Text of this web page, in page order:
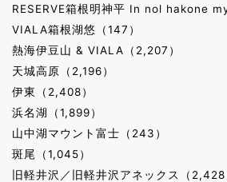
RESERVE箱根明神平 In nol hakone
VIALA箱根湖悠（147）
熱海伊豆山 & VIALA（2,207）
天城高原（2,196）
伊東（2,408）
浜名湖（1,899）
山中湖マウント富士（243）
斑尾（1,045）
旧軽井沢／旧軽井沢アネックス（2,428